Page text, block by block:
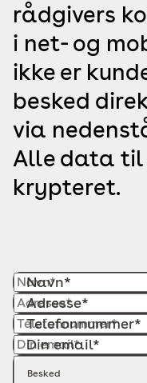
rådgivers
i net- og
ikke er
besked
via
Alle data til
krypteret.
Navn*
Adresse*
Telefonnummer*
Din email*
Besked